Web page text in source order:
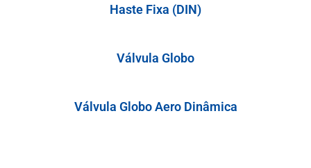
Haste Fixa (DIN)
Válvula Globo
Válvula Globo Aero Dinâmica